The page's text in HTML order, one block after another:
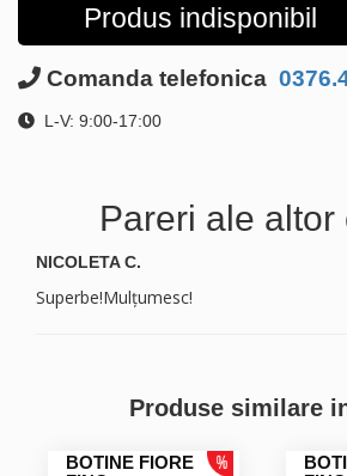
Produs indisponibil
Comanda telefonica
L-V: 9:00-17:00
Pareri ale altor
NICOLETA C.
Superbe!Mulțumesc!
Produse similare
BOTINE FIORE